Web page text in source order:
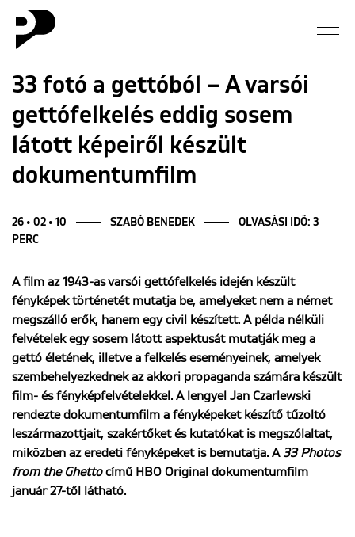
Hírek
Galéria
33 fotó a gettóból – A varsói
gettófelkelés eddig sosem
látott képeiről készült
dokumentumfilm
26 • 02 • 10 SZABÓ BENEDEK
OLVASÁSI IDŐ: 3
PERC
A film az 1943-as varsói gettófelkelés idején készült
fényképek történetét mutatja be, amelyeket nem a német
megszálló erők, hanem egy civil készített. A példa nélküli
felvételek egy sosem látott aspektusát mutatják meg a
gettó életének, illetve a felkelés eseményeinek, amelyek
szembehelyezkednek az akkori propaganda számára készült
film- és fényképfelvételekkel. A lengyel Jan Czarlewski
rendezte dokumentumfilm a fényképeket készítő tűzoltó
leszármazottjait, szakértőket és kutatókat is megszólaltat,
miközben az eredeti fényképeket is bemutatja. A 33 Photos
from the Ghettocímű HBO Original dokumentumfilm
január 27-től látható.